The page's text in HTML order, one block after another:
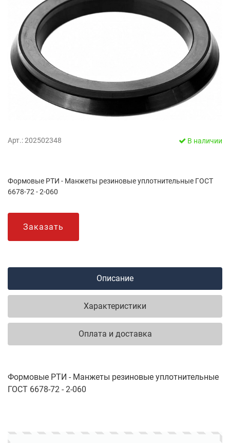
Арт.: 202502348 В наличии
Формовые РТИ - Манжеты резиновые уплотнительные ГОСТ
6678-72 - 2-060
Заказать
Описание
Характеристики
Оплата и доставка
Формовые РТИ - Манжеты резиновые уплотнительные
ГОСТ 6678-72 - 2-060